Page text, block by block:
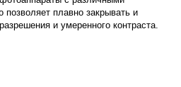
плавно закрывать и
и умеренного контраста.